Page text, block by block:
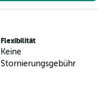
Flexibilität
Keine
Stornierungsgebühr